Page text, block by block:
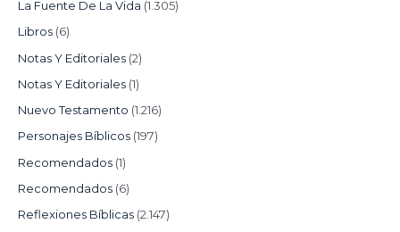
La Fuente De La Vida (1.305)
Libros (6)
Notas Y Editoriales (2)
Notas Y Editoriales (1)
Nuevo Testamento (1.216)
Personajes Bíblicos (197)
Recomendados (1)
Recomendados (6)
Reflexiones Bíblicas (2.147)